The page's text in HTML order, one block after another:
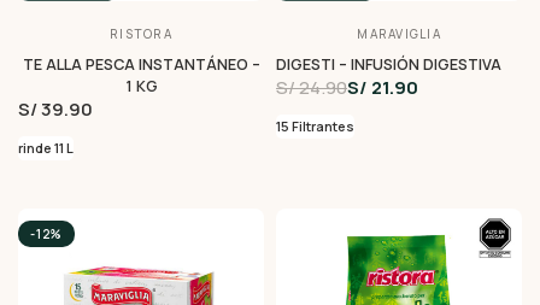
RISTORA
TE ALLA PESCA INSTANTÁNEO –
1 KG
S/ 39.90
rinde 11 L
MARAVIGLIA
DIGESTI – INFUSIÓN DIGESTIVA
S/ 24.90S/ 21.90
15 Filtrantes
-12%